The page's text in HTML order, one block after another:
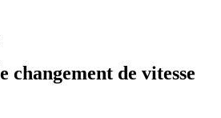
changement de vitesse